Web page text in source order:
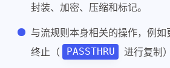
封装、加密、压缩和标记。
与流规则本身相关的操作，例
终止（
PASSTHRU 进行复制）